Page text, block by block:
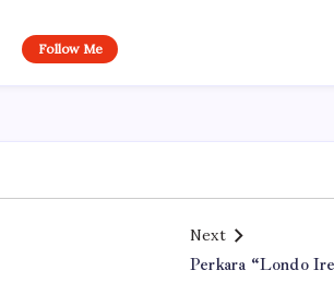
Follow Me
Next
Perkara “Londo